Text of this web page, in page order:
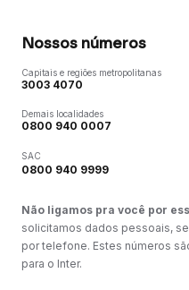
Nossos números
Capitais e regiões metropolitanas
3003 4070
Demais localidades
0800 940 0007
SAC
0800 940 9999
Não ligamos pra você por
solicitamos dados pessoais,
por telefone. Estes números
para o Inter.